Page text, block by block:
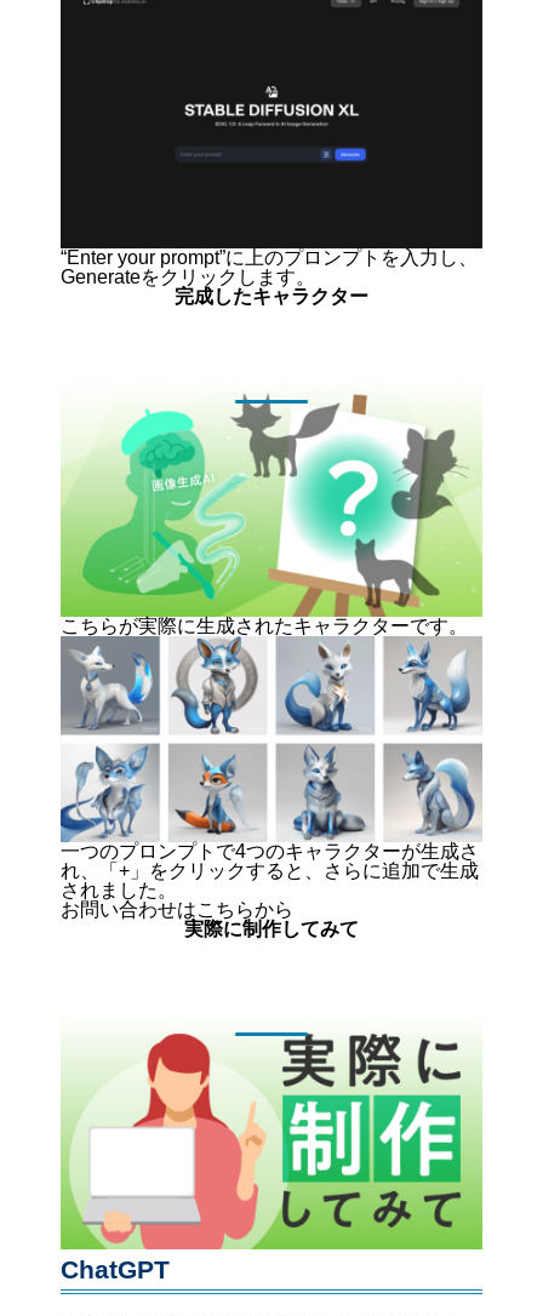
“Enter your prompt”に上のプロンプトを入力し、
Generateをクリックします。
完成したキャラクター
こちらが実際に生成されたキャラクターです。
一つのプロンプトで4つのキャラクターが生成さ
れ、「+」をクリックすると、さらに追加で生成
されました。
お問い合わせはこちらから
実際に制作してみて
ChatGPT